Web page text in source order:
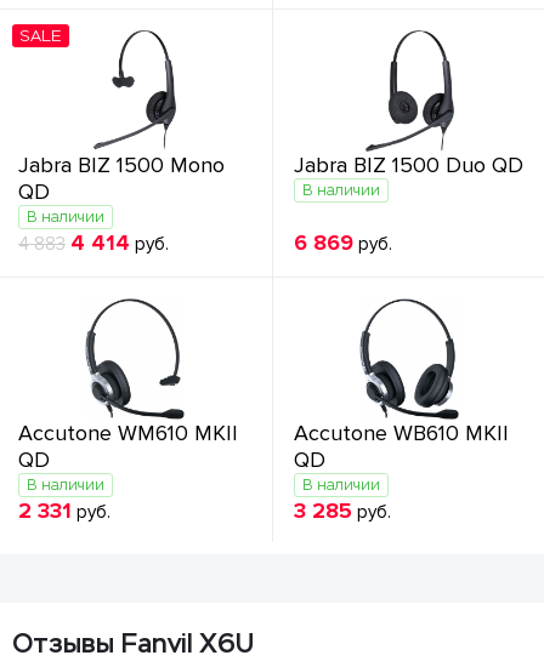
SALE
Jabra BIZ 1500 Mono
QD
В наличии
4 883 4 414 руб.
Jabra BIZ 1500 Duo QD
В наличии
6 869руб.
Accutone WM610 MKII
QD
В наличии
2 331 руб.
Accutone WB610 MKII
QD
В наличии
3 285 руб.
Отзывы Fanvil X6U